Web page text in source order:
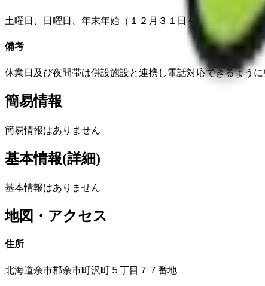
土曜日、日曜日、年末年始（１２月３１日～１月３日）
備考
休業日及び夜間帯は併設施設と連携し電話対応できるように
簡易情報
簡易情報はありません
基本情報(詳細)
基本情報はありません
地図・アクセス
住所
北海道余市郡余市町沢町５丁目７７番地